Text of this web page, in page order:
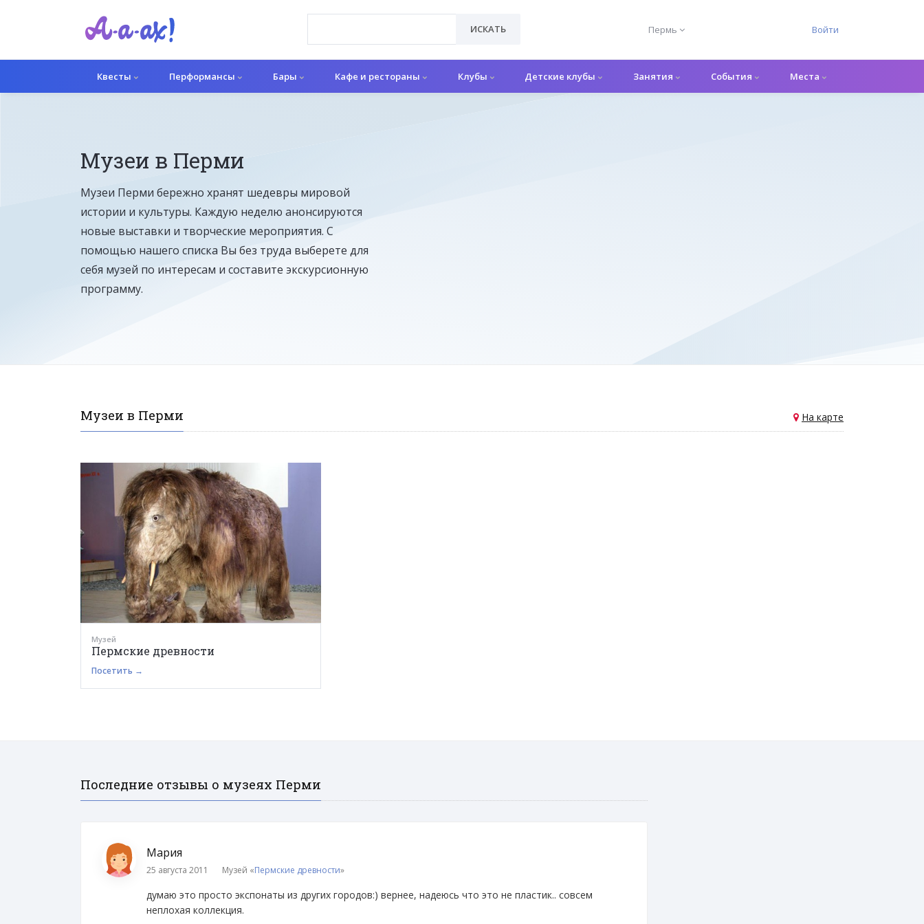
ИСКАТЬ Пермь Войти
Квесты Перформансы Бары Кафе и рестораны Клубы Детские клубы Занятия События Места
Музеи в Перми
Музеи Перми бережно хранят шедевры мировой
истории и культуры. Каждую неделю анонсируются
новые выставки и творческие мероприятия. С
помощью нашего списка Вы без труда выберете для
себя музей по интересам и составите экскурсионную
программу.
Музеи в Перми На карте
Музей
Пермские древности
Посетить →
Последние отзывы о музеях Перми
Мария
25 августа 2011 Музей «Пермские древности»
думаю это просто экспонаты из других городов:) вернее, надеюсь что это не пластик.. совсем
неплохая коллекция.